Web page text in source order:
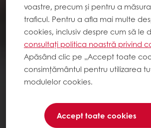
voastre, precum și pentru a
traficul. Pentru a afla mai multe
cookies, inclusiv despre cum să le
consultați politica noastră privind
Apăsând clic pe „Accept toate
consimțământul pentru utilizarea
modulelor cookies.
Accept toate cookies